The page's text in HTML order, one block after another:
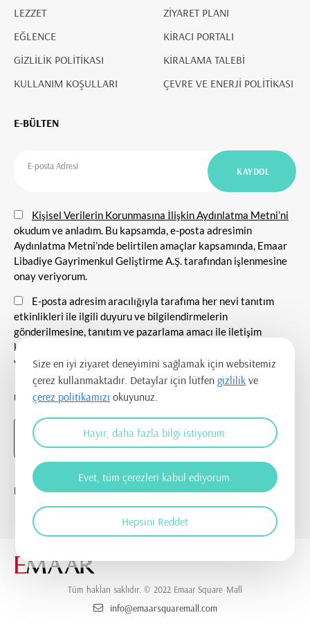
LEZZET
EĞLENCE
GİZLİLİK POLİTİKASI
KULLANIM KOŞULLARI
ZİYARET PLANI
KİRACI PORTALI
KİRALAMA TALEBİ
ÇEVRE VE ENERJİ POLİTİKASI
E-BÜLTEN
Kişisel Verilerin Korunmasına İlişkin Aydınlatma Metni’ni
okudum ve anladım. Bu kapsamda, e-posta adresimin
Aydınlatma Metni’nde belirtilen amaçlar kapsamında, Emaar
Libadiye Gayrimenkul Geliştirme A.Ş. tarafından işlenmesine
onay veriyorum.
E-posta adresim aracılığıyla tarafıma her nevi tanıtım
etkinlikleri ile ilgili duyuru ve bilgilendirmelerin
gönderilmesine, tanıtım ve pazarlama amacı ile iletişim
kurulmasına ve ticari elektronik ileti gönderilmesine onay
veriyorum.
UYGULAMAYI İNDİR
BİZİ TAKİP EDİN
Tüm hakları saklıdır. © 2022 Emaar Square Mall
info@emaarsquaremall.com
Size en iyi ziyaret deneyimini sağlamak için websitemiz
çerez kullanmaktadır. Detaylar için lütfengizlilik ve
çerez politikamızı okuyunuz.
Hayır, daha fazla bilgi istiyorum.
Evet, tüm çerezleri kabul ediyorum.
Hepsini Reddet